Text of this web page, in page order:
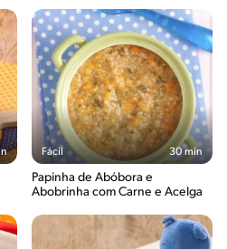
Fácil 30 min
Papinha de Abóbora e
Abobrinha com Carne e Acelga